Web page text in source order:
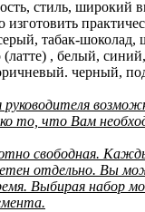
стиль, широкий
табак-шоколад,
(латте) , белый,
черный,
руководителя
то, что Вам
свободная.
отдельно. Вы
Выбирая набор